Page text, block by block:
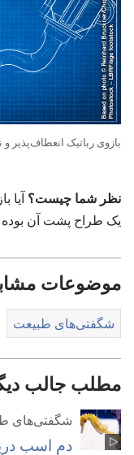
بازوی رباتیک انعطاف‌پذیر
نظر شما چیست؟‏ آیا
یک طراح پشت آن
موضوعات
شگفتی‌های طبیعت
مطلب جالب
شگفتی‌های
دم اسب